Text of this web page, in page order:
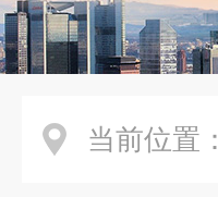
当前位置：